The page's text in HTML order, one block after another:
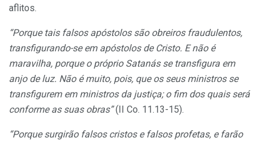
aflitos.
“Porque tais falsos apóstolos são obreiros fraudulentos,
transfigurando-se em apóstolos de Cristo. E não é
maravilha, porque o próprio Satanás se transfigura em
anjo de luz. Não é muito, pois, que os seus ministros se
transfigurem em ministros da justiça; o fim dos quais será
conforme as suas obras”(II Co. 11.13-15).
“Porque surgirão falsos cristos e falsos profetas, e farão